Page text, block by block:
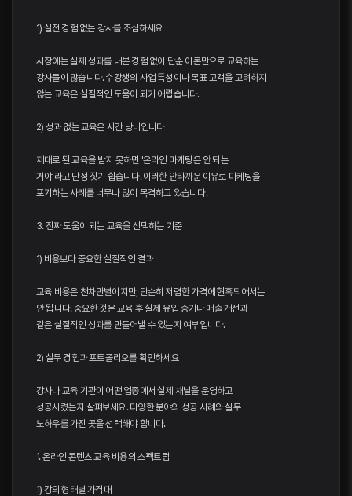
1) 실전 경험 없는 강사를 조심하세요
시장에는 실제 성과를 내본 경험 없이 단순 이론만으로 교육하는
강사들이 많습니다. 수강생의 사업 특성이나 목표 고객을 고려하지
않는 교육은 실질적인 도움이 되기 어렵습니다.
2) 성과 없는 교육은 시간 낭비입니다
제대로 된 교육을 받지 못하면 '온라인 마케팅은 안 되는
거야'라고 단정 짓기 쉽습니다. 이러한 안타까운 이유로 마케팅을
포기하는 사례를 너무나 많이 목격하고 있습니다.
3. 진짜 도움이 되는 교육을 선택하는 기준
1) 비용보다 중요한 실질적인 결과
교육 비용은 천차만별이지만, 단순히 저렴한 가격에 현혹되어서는
안 됩니다. 중요한 것은 교육 후 실제 유입 증가나 매출 개선과
같은 실질적인 성과를 만들어낼 수 있는지 여부입니다.
2) 실무 경험과 포트폴리오를 확인하세요
강사나 교육 기관이 어떤 업종에서 실제 채널을 운영하고
성공시켰는지 살펴보세요. 다양한 분야의 성공 사례와 실무
노하우를 가진 곳을 선택해야 합니다.
1. 온라인 콘텐츠 교육 비용의 스펙트럼
1) 강의 형태별 가격대